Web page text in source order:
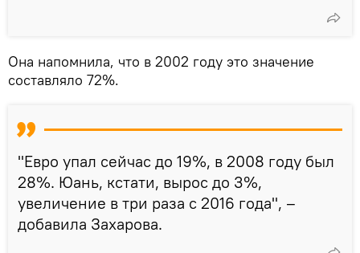
Она напомнила, что в 2002 году это значение
составляло 72%.
"Евро упал сейчас до 19%, в 2008 году был
28%. Юань, кстати, вырос до 3%,
увеличение в три раза с 2016 года", –
добавила Захарова.